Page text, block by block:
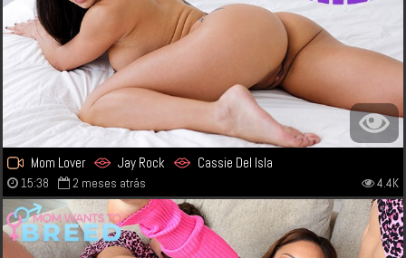
Mom Lover Jay Rock Cassie Del Isla
15:38 2 meses atrás 4.4K